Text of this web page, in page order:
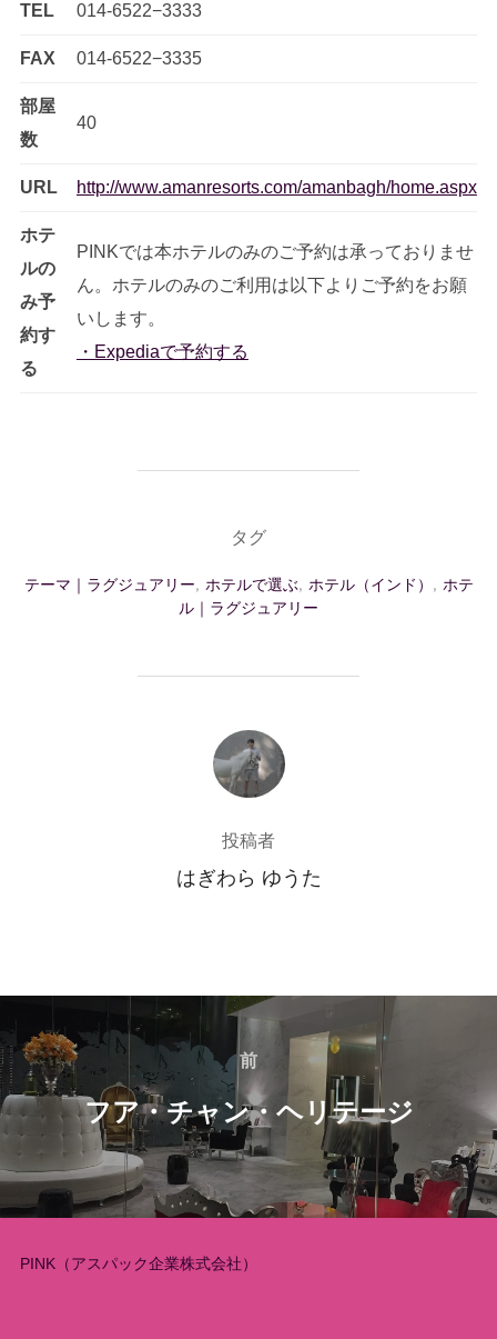
TEL 014-6522−3333
FAX 014-6522−3335
部屋
数
40
URL http://www.amanresorts.com/amanbagh/home.aspx
ホテ
ルの
み予
約す
る
PINKでは本ホテルのみのご予約は承っておりませ
ん。ホテルのみのご利用は以下よりご予約をお願
いします。
・Expediaで予約する
タグ
テーマ｜ラグジュアリー, ホテルで選ぶ, ホテル（インド） , ホテ
ル｜ラグジュアリー
投稿者
投稿者
はぎわら ゆうた
稿
ナ
ビ
ゲ
ー
前
前
フア・チャン・ヘリテージ
PINK（アスパック企業株式会社）